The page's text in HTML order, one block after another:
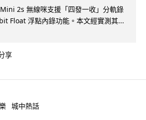
2s 無線咪支援「四發一收」分軌錄
Float 浮點內錄功能。本文經實測其...
享
城中熱話